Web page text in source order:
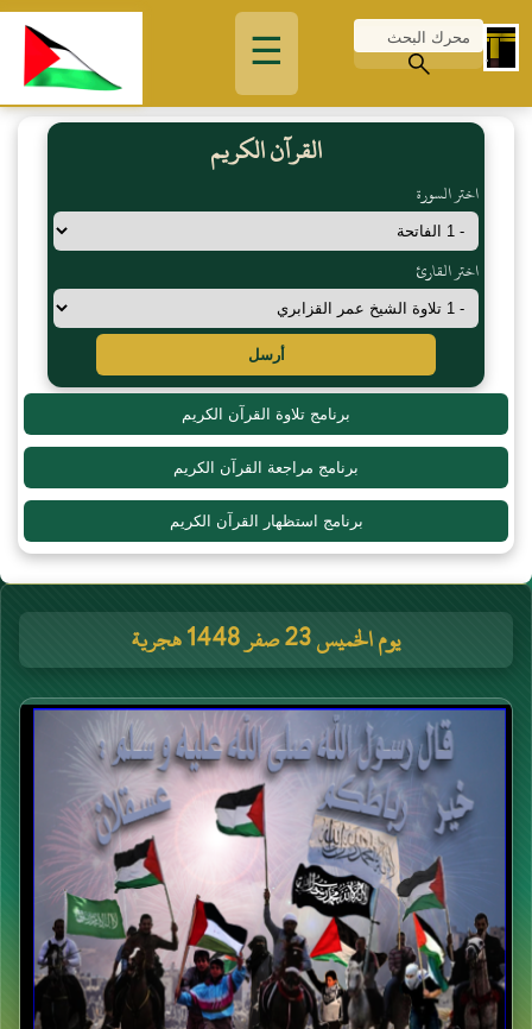
☰
القرآن الكريم
اختر السورة
اختر القارئ
أرسل
برنامج تلاوة القرآن الكريم
برنامج مراجعة القرآن الكريم
برنامج استظهار القرآن الكريم
يوم الخميس 23 صفر 1448 هجرية